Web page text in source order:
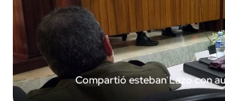
Compartió esteban Lazo con